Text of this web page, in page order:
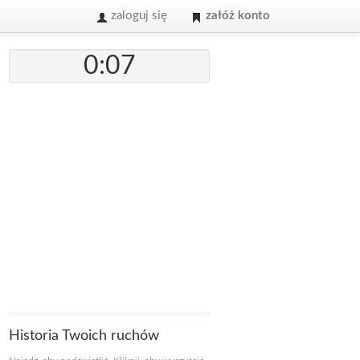
zaloguj się załóż konto
0:07
Historia Twoich ruchów